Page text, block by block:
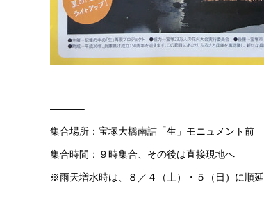
———–
集合場所：宝塚大橋南詰「生」モニュメント前
集合時間：９時集合、その後は直接現地へ
※雨天増水時は、８／４（土）・５（日）に順延